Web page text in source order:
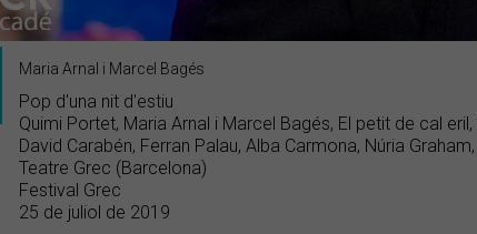
Maria Arnal i Marcel Bagés
Pop d'una nit d'estiu
Quimi Portet, Maria Arnal i Marcel Bagés, El petit de cal
David Carabén, Ferran Palau, Alba Carmona, Núria
Teatre Grec (Barcelona)
Festival Grec
25 de juliol de 2019